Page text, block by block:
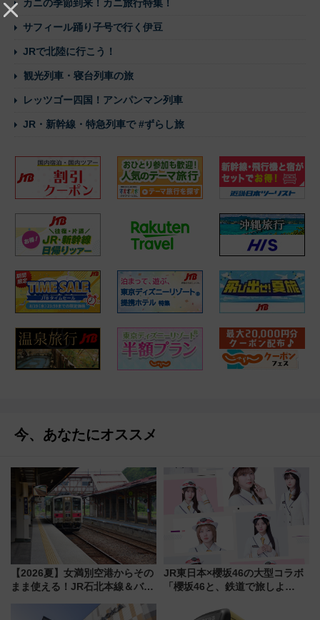
カニの季節到来！カニ旅行特集！
サフィール踊り子号で行く伊豆
JRで北陸に行こう！
観光列車・寝台列車の旅
レッツゴー四国！アンパンマン列車
JR・新幹線・特急列車で #ずらし旅
今、あなたにオススメ
【2026夏】女満別空港からその
まま使える！JR石北本線＆バス
ーパス」でおトクに道東観光
JR東日本×櫻坂46の大型コラボ
「櫻坂46と、鉄道で旅しよ
潟・長野・庄内へ